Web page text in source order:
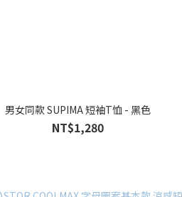
男女同款 SUPIMA 短袖T恤 - 黑色
NT$1,280